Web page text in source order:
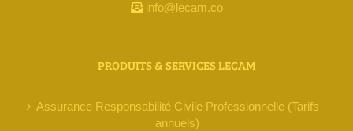
info@lecam.co
PRODUITS & SERVICES LECAM
Assurance Responsabilité Civile Professionnelle (Tarifs
annuels)